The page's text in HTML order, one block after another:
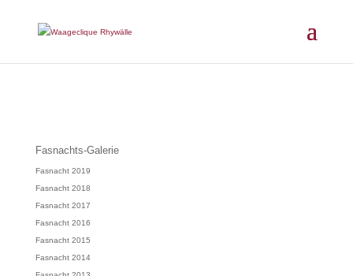
Fasnachts-Galerie
Fasnacht 2019
Fasnacht 2018
Fasnacht 2017
Fasnacht 2016
Fasnacht 2015
Fasnacht 2014